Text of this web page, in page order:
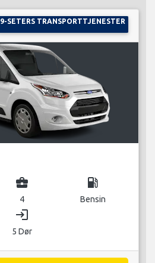
9-SETERS TRANSPORTTJENESTER
business_center
4
local_gas_station
Bensin
login
5 Dør